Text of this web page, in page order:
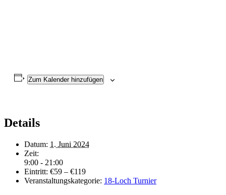
Zum Kalender hinzufügen
Details
Datum: 1. Juni 2024
Zeit:
9:00 - 21:00
Eintritt: €59 – €119
Veranstaltungskategorie: 18-Loch Turnier